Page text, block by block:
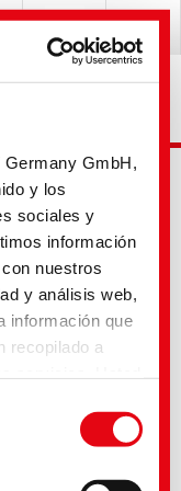
GmbH,
y los
sociales y
información
nuestros
y análisis web,
información que
recopilado a
servicios
los datos se
tratados por